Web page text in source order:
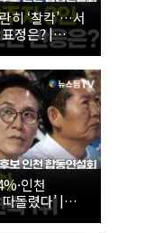
히 ‘찰칵’…서
정은? |
·최고위원 후
인천
돌렸다’ |
고위원 후